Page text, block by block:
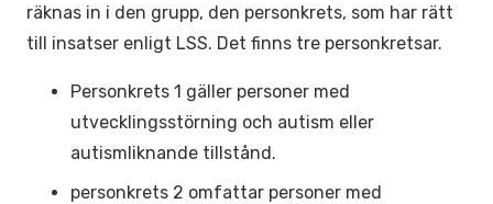
räknas in i den grupp, den personkrets, som har rätt
till insatser enligt LSS. Det finns tre personkretsar.
Personkrets 1 gäller personer med
utvecklingsstörning och autism eller
autismliknande tillstånd.
personkrets 2 omfattar personer med